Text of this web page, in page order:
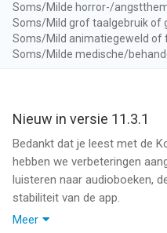
niet kent en er lijkt complete
niets aan de hand want
Kobo via bol app een knop
hoeft te doen is abonnee zijn
abonnement is maandelijks
Ebooks en luisterboeken kopen
Je kunt natuurlijk ook
bol als via de app betaal je
Soms/Milde horror-/
Soms/Mild grof taalgebruik of
Soms/Mild animatiegeweld of
Soms/Milde medische/
Nieuw in versie 11.3.1
Bedankt dat je leest met de
hebben we verbeteringen
luisteren naar audioboeken,
stabiliteit van de app.
Meer